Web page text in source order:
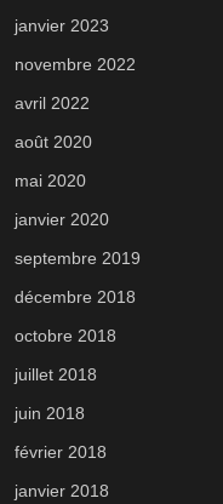
janvier 2023
novembre 2022
avril 2022
août 2020
mai 2020
janvier 2020
septembre 2019
décembre 2018
octobre 2018
juillet 2018
juin 2018
février 2018
janvier 2018